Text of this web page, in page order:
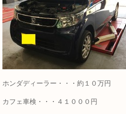
ホンダディーラー・・・約１０万円
カフェ車検・・・４１０００円